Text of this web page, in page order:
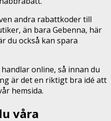
andra rabattkoder till
än bara Gebenna, här
du också kan spara
online, så innan du
är det en riktigt bra idé att
hemsida.
våra